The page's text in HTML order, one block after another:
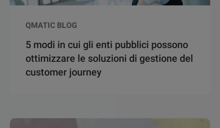
QMATIC BLOG
5 modi in cui gli enti pubblici possono
ottimizzare le soluzioni di gestione del
customer journey